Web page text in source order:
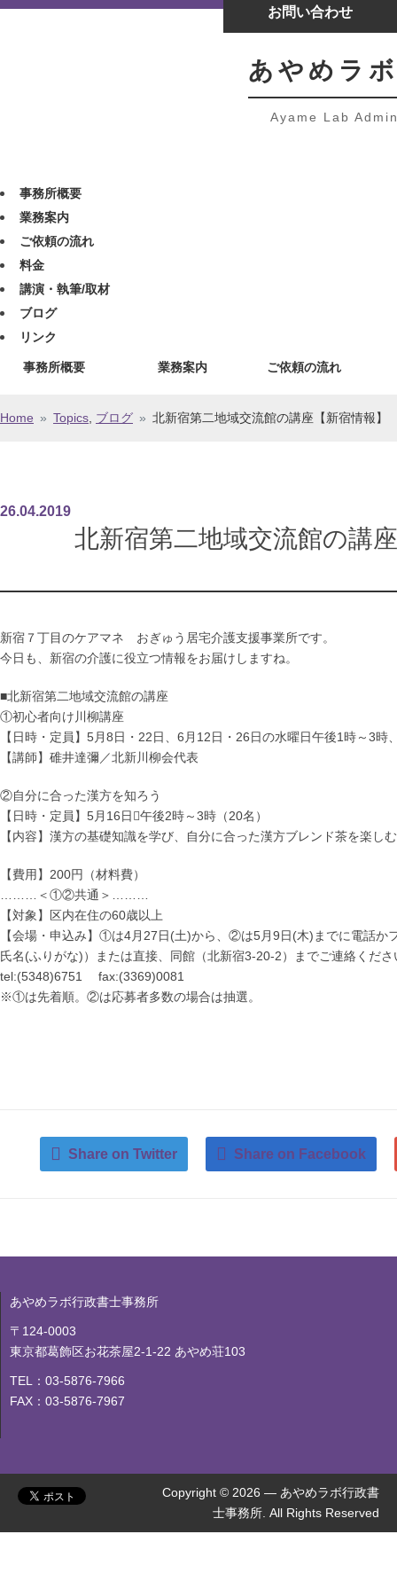
お問い合わせ
あやめラ
Ayame Lab
事務所概要
業務案内
ご依頼の流れ
料金
講演・執筆/取材
ブログ
リンク
事務所概要 業務案内 ご依頼の流れ
Home » Topics ブログ » 北新宿第二地域交流館の講座【新宿情報】
26.04.2019
北新宿第二地域交流館の講
新宿７丁目のケアマネ おぎゅう居宅介護支援事業所です。
今日も、新宿の介護に役立つ情報をお届けしますね。
■北新宿第二地域交流館の講座
①初心者向け川柳講座
【日時・定員】5月8日・22日、6月12日・26日の水曜日午後1時～3時
【講師】碓井達彌／北新川柳会代表
②自分に合った漢方を知ろう
【日時・定員】5月16日午後2時～3時（20名）
【内容】漢方の基礎知識を学び、自分に合った漢方ブレンド茶を楽し
【費用】200円（材料費）
………＜①②共通＞………
【対象】区内在住の60歳以上
【会場・申込み】①は4月27日(土)から、②は5月9日(木)までに電話
氏名(ふりがな)）または直接、同館（北新宿3-20-2）までご連絡くださ
tel:(5348)6751 fax:(3369)0081
※①は先着順。②は応募者多数の場合は抽選。
Share on Twitter Share on Facebook
あやめラボ行政書士事務所
〒124-0003
東京都葛飾区お花茶屋2-1-22 あやめ荘103
TEL：03-5876-7966
FAX：03-5876-7967
Copyright © 2026 — あやめラボ行政書
士事務所. All Rights Reserved